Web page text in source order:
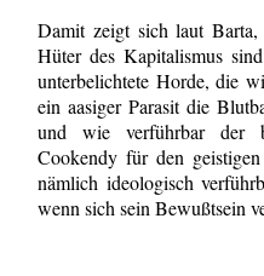
Damit zeigt sich laut
Hüter des Kapitalismus
unterbelichtete Horde, die
ein aasiger Parasit die
und wie verführbar der
Cookendy für den
nämlich ideologisch
wenn sich sein Bewußtsein